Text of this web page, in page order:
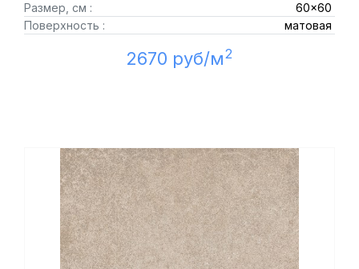
Размер, см :
60x60
Поверхность :
матовая
2670 руб/м2